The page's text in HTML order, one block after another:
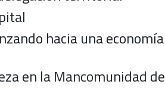
hacia una economía
en la Mancomunidad de